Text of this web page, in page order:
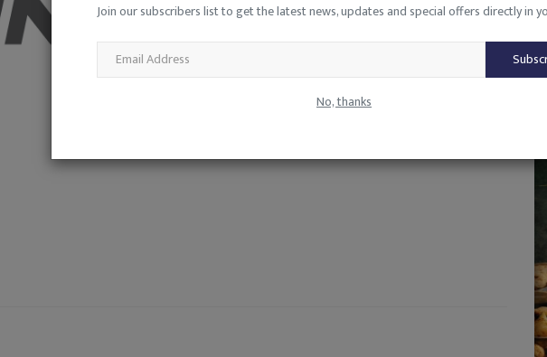
Join our subscribers list to get the latest news, updates and special offers directly in
No, thanks